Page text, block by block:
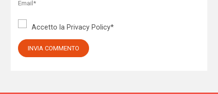
Accetto la Privacy Policy*